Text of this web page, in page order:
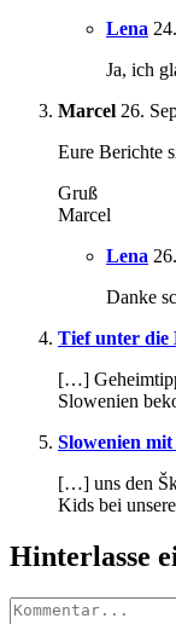
Lena
Ja, ich
Marcel 26.
Eure Berichte
Gruß
Marcel
Lena
Danke
Tief unter die
[…]
Slowenien
Slowenien
[…] uns den
Kids bei
Hinterlasse
Kommentar